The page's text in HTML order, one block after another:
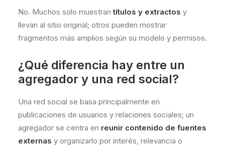
No. Muchos solo muestrantítulos y extractos y
llevan al sitio original; otros pueden mostrar
fragmentos más amplios según su modelo y permisos.
¿Qué diferencia hay entre un
agregador y una red social?
Una red social se basa principalmente en
publicaciones de usuarios y relaciones sociales; un
agregador se centra en reunir contenido de fuentes
externas y organizarlo por interés, relevancia o